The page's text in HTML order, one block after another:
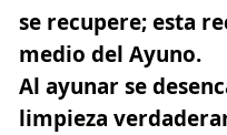
se recupere; esta
medio del Ayuno.
Al ayunar se
limpieza